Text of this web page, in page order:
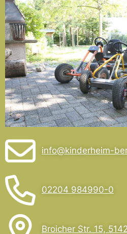
info@kinderheim-
02204 984990-0
Broicher Str. 15,